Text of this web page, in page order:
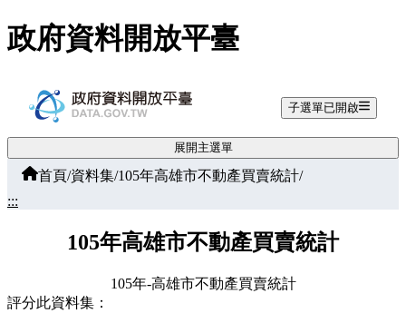
跳至主要內容
政府資料開放平臺
子選單已開啟
展開主選單
首頁/資料集/105年高雄市不動產買賣統計/
:::
105年高雄市不動產買賣統計
105年-高雄市不動產買賣統計
評分此資料集：